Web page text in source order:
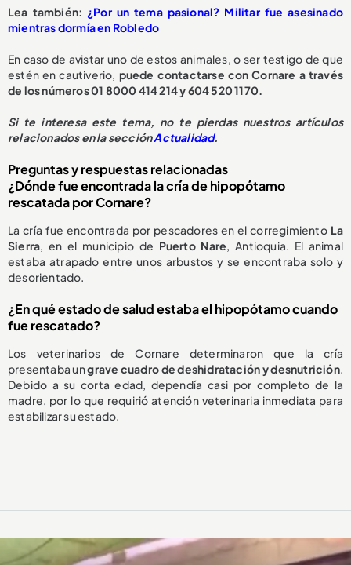
Lea también: ¿Por un tema pasional? Militar fue asesinado
mientras dormía en Robledo
En caso de avistar uno de estos animales, o ser testigo de que
estén en cautiverio, puede contactarse con Cornare a través
de los números 01 8000 414 214 y 604 520 1170.
Si te interesa este tema, no te pierdas nuestros artículos
relacionados en la secciónActualidad.
Preguntas y respuestas relacionadas
¿Dónde fue encontrada la cría de hipopótamo
rescatada por Cornare?
La cría fue encontrada por pescadores en el corregimiento La
Sierra, en el municipio de Puerto Nare, Antioquia. El animal
estaba atrapado entre unos arbustos y se encontraba solo y
desorientado.
¿En qué estado de salud estaba el hipopótamo cuando
fue rescatado?
Los veterinarios de Cornare determinaron que la cría
presentaba ungrave cuadro de deshidratación y desnutrición.
Debido a su corta edad, dependía casi por completo de la
madre, por lo que requirió atención veterinaria inmediata para
estabilizar su estado.